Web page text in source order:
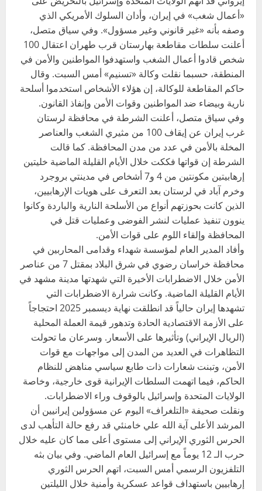
«أعمال شغب» في إيران، وأدان السلوك الأمريكي الذي
وصفه بأنه «غير قانوني وغير مسؤول». وفي سياق متصل،
أعلنت سلطات مقاطعة بهارستان قرب طهران اعتقال 100
شخص قادوا أعمال الشغب واستهدفوا المواطنين والأمن في
المنطقة، حسبما نقلت وكالة «تسنيم» أمس السبت. وقال
حاكم المقاطعة للوكالة، إن هؤلاء الأشخاص استخدموا أسلحة
نارية وبيضاء ضد المواطنين وقوات الأمن وإنفاذ القانون.
وفي سياق متصل، أعلنت الشرطة في محافظة لرستان
غرب إيران عن إيقاف 100 من مثيري الشغب والعناصر
المخلة بالأمن في عدد من مدن المحافظة. كما قالت
الشرطة إن قواتها فككت خلال الأيام القليلة الماضية خليتين
إرهابيتين مكونتين من 4 و7 أشخاص في مدينتي بروجرد
وخرم آباد في لرستان بعد التعرف على هويات الإرهابيين،
الذين كانت بحوزتهم أنواع من الأسلحة النارية والباردة وكانوا
ينوون تنفيذ عمليات لنشر الفوضى وعمليات قتل في
المحافظة وإلقاء اللوم على قوات الأمن.
وأفاد المدير العام لمؤسسة شهداء وقدامى المحاربين في
محافظة خراسان رضوي في شرق البلاد بمقتل 7 من عناصر
الأمن خلال الاضطرابات الأخيرة التي شهدتها مدينة مشهد في
الأيام القليلة الماضية. وكانت شرارة الاضطرابات التي
تشهدها إيران حالياً قد انطلقت نهاية ديسمبر 2025 احتجاجاً
على الأزمة الاقتصادية الحادة وتدهور قيمة العملة المحلية
(الريال الإيراني) وتأثيرها على الأسعار. وسرعان ما تحولت
التظاهرات في العديد من المدن إلى مواجهات مع قوات
الأمن، وتبنت شعارات ذات طابع سياسي مناهض للنظام
الحاكم، فيما اتهمت السلطات الإيرانية قوى خارجية، وخاصة
الولايات المتحدة وإسرائيل بالوقوف وراء الاضطرابات.
ونقلت صحيفة «التلغراف» اليوم عن مسؤولين إيرانيين أن
المرشد الأعلى آية الله علي خامنئي قد رفع حالة التأهب لدى
الحرس الثوري الإيراني إلى مستوى أعلى مما كان عليه خلال
حرب الـ 12 يوماً مع إسرائيل العام الماضي. وفي بيان بثه
التلفزيون الرسمي أمس السبت، اتهم الحرس الثوري
إرهابيين باستهداف قواعد عسكرية وأمنية خلال الليلتين